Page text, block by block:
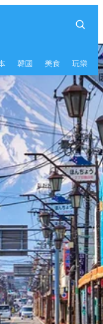
韓國 美食 玩樂